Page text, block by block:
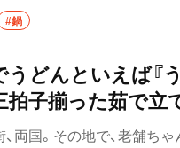
一人ランチでも手軽に楽
#鍋
どんといえば『
拍子揃った茹で立
両国。その地で、老舗ち